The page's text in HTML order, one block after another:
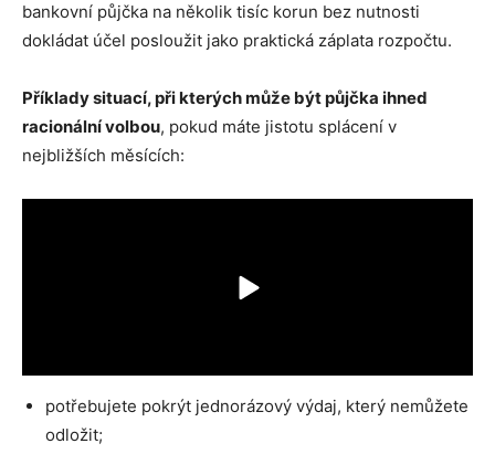
bankovní půjčka na několik tisíc korun bez nutnosti
dokládat účel posloužit jako praktická záplata rozpočtu.
Příklady situací, při kterých může být půjčka ihned
racionální volbou, pokud máte jistotu splácení v
nejbližších měsících:
potřebujete pokrýt jednorázový výdaj, který nemůžete
odložit;